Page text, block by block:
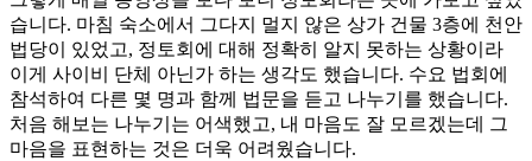
습니다. 마침 숙소에서 그다지 멀지 않은 상가 건물 3층에 천안
법당이 있었고, 정토회에 대해 정확히 알지 못하는 상황이라
이게 사이비 단체 아닌가 하는 생각도 했습니다. 수요 법회에
참석하여 다른 몇 명과 함께 법문을 듣고 나누기를 했습니다.
처음 해보는 나누기는 어색했고, 내 마음도 잘 모르겠는데 그
마음을 표현하는 것은 더욱 어려웠습니다.